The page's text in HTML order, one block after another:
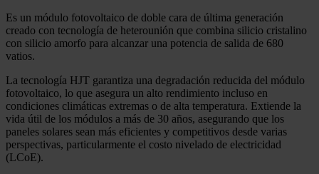
Es un módulo fotovoltaico de doble cara de última generación
creado con tecnología de heterounión que combina silicio cristalino
con silicio amorfo para alcanzar una potencia de salida de 680
vatios.
La tecnología HJT garantiza una degradación reducida del módulo
fotovoltaico, lo que asegura un alto rendimiento incluso en
condiciones climáticas extremas o de alta temperatura. Extiende la
vida útil de los módulos a más de 30 años, asegurando que los
paneles solares sean más eficientes y competitivos desde varias
perspectivas, particularmente el costo nivelado de electricidad
(LCoE).